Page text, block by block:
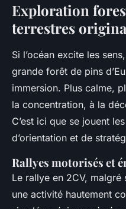
Exploration
terrestres
Si l’océan excite les
grande forêt de pins
immersion. Plus calme,
la concentration, à la
C’est ici que se jouent
d’orientation et de
Rallyes motorisés et
Le rallye en 2CV,
une activité hautement